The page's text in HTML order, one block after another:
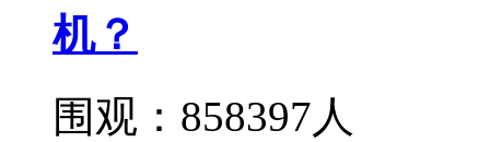
机？
围观：858397人